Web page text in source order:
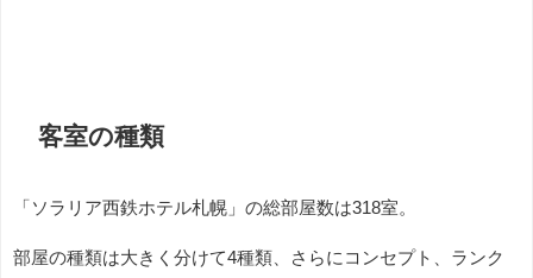
客室の種類
「ソラリア西鉄ホテル札幌」の総部屋数は318室。
部屋の種類は大きく分けて4種類、さらにコンセプト、ランク